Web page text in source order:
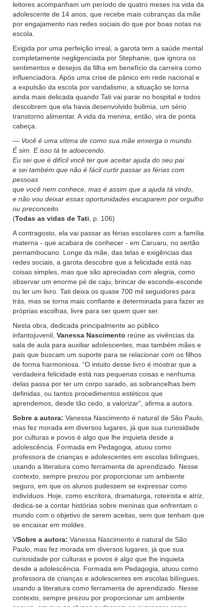
leitores acompanham um período de quatro meses na vida da
adolescente de 14 anos, que recebe mais cobranças da mãe
por engajamento nas redes sociais do que por boas notas na
escola.
Exigida por uma perfeição irreal, a garota tem a saúde mental
completamente negligenciada por Stephanie, que ignora os
sentimentos e desejos da filha em benefício da carreira como
influenciadora. Após uma crise de pânico em rede nacional e
a expulsão da escola por vandalismo, a situação se torna
ainda mais delicada quando Tati vai parar no hospital e todos
descobrem que ela havia desenvolvido bulimia, um sério
transtorno alimentar. A vida da menina, então, vira de ponta
cabeça.
— Você é uma vítima de como sua mãe enxerga o mundo.
É sim. E isso tá te adoecendo.
Eu sei que é difícil você ter que aceitar ajuda do seu pai
e sei também que não é fácil curtir passar as férias com
pessoas
que você nem conhece, mas é assim que a ajuda tá vindo,
e não vou deixar essas oportunidades escaparem por orgulho
ou preconceito.
(Todas as vidas de Tati, p. 106)
A contragosto, ela vai passar as férias escolares com a família
materna - que acabara de conhecer - em Caruaru, no sertão
pernambucano. Longe da mãe, das telas e exigências das
redes sociais, a garota descobre que a felicidade está nas
coisas simples, mas que são apreciadas com alegria, como
observar um enorme pé de caju, brincar de esconde-esconde
ou ler um livro. Tati deixa os quase 700 mil seguidores para
trás, mas se torna mais confiante e determinada para fazer as
próprias escolhas, livre para ser quem quer ser.
Nesta obra, dedicada principalmente ao público
infantojuvenil, Vanessa Nascimento reúne as vivências da
sala de aula para auxiliar adolescentes, mas também mães e
pais que buscam um suporte para se relacionar com os filhos
de forma harmoniosa. “O intuito desse livro é mostrar que a
verdadeira felicidade está nas pequenas coisas e nenhuma
delas passa por ter um corpo sarado, as sobrancelhas bem
definidas, ou tantos procedimentos estéticos que
aprendemos, desde tão cedo, a valorizar”, afirma a autora.
Sobre a autora: Vanessa Nascimento é natural de São Paulo,
mas fez morada em diversos lugares, já que sua curiosidade
por culturas e povos é algo que lhe inquieta desde a
adolescência. Formada em Pedagogia, atuou como
professora de crianças e adolescentes em escolas bilíngues,
usando a literatura como ferramenta de aprendizado. Nesse
contexto, sempre prezou por proporcionar um ambiente
seguro, em que os alunos pudessem se expressar como
indivíduos. Hoje, como escritora, dramaturga, roteirista e atriz,
dedica-se a contar histórias sobre meninas que enfrentam o
mundo com o objetivo de serem aceitas, sem que tenham que
se encaixar em moldes.
VSobre a autora: Vanessa Nascimento é natural de São
Paulo, mas fez morada em diversos lugares, já que sua
curiosidade por culturas e povos é algo que lhe inquieta
desde a adolescência. Formada em Pedagogia, atuou como
professora de crianças e adolescentes em escolas bilíngues,
usando a literatura como ferramenta de aprendizado. Nesse
contexto, sempre prezou por proporcionar um ambiente